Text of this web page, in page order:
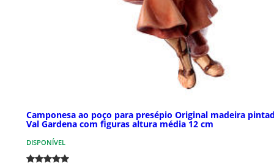
Camponesa ao poço para presépio Original madeira
Val Gardena com figuras altura média 12 cm
DISPONÍVEL